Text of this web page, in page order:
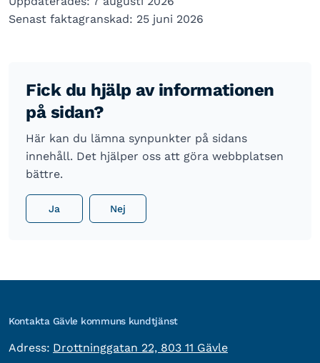
Senast faktagranskad: 25 juni 2026
Fick du hjälp av informationen
på sidan?
Här kan du lämna synpunkter på sidans
innehåll. Det hjälper oss att göra webbplatsen
bättre.
Ja Nej
Kontakta Gävle kommuns kundtjänst
Adress: besöksadress:
Drottninggatan 22, 803 11 Gävle